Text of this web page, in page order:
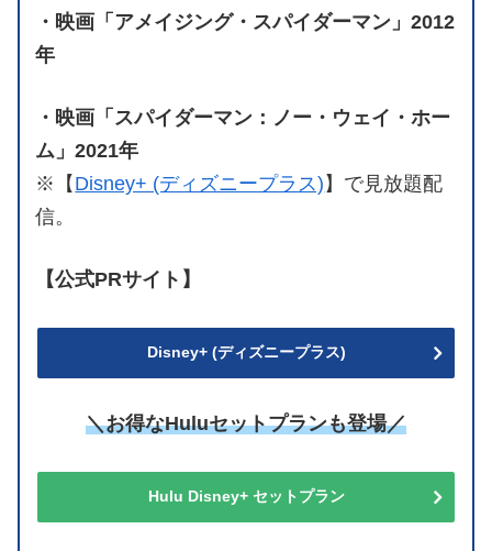
・映画「アメイジング・スパイダーマン」2012
年
・映画「スパイダーマン：ノー・ウェイ・ホー
ム」2021年
※【 Disney+ (ディズニープラス) 】で見放題配
信。
【公式PRサイト】
Disney+ (ディズニープラス)
＼お得なHuluセットプランも登場／
Hulu Disney+ セットプラン